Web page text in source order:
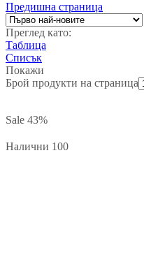
Предишна страница
Преглед като:
Таблица
Списък
Покажи
Брой продукти на страница
Sale 43%
Налични 100